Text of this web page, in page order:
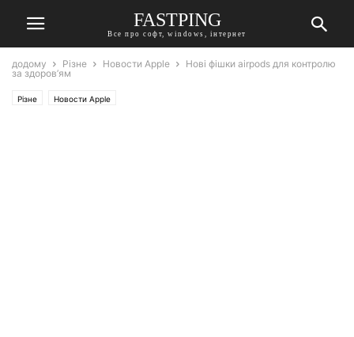
FASTPING
Все про софт, windows, інтернет
додому Різне Новости Apple
Нові фішки airpods для контролю
за здоров’ям
Різне Новости Apple